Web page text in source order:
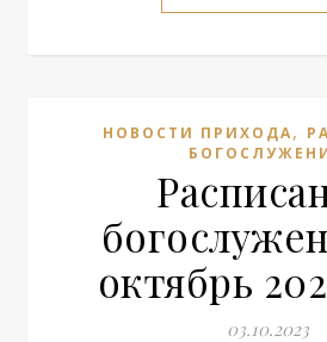
НОВОСТИ ПРИХОДА,
октябрь
03.10.2023